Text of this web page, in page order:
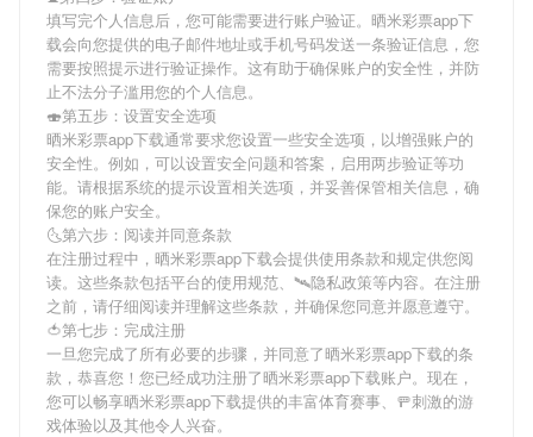
填写完个人信息后，您可能需要进行账户验证。晒米彩票app下
载会向您提供的电子邮件地址或手机号码发送一条验证信息，您
需要按照提示进行验证操作。这有助于确保账户的安全性，并防
止不法分子滥用您的个人信息。
🍣第五步：设置安全选项
晒米彩票app下载通常要求您设置一些安全选项，以增强账户的
安全性。例如，可以设置安全问题和答案，启用两步验证等功
能。请根据系统的提示设置相关选项，并妥善保管相关信息，确
保您的账户安全。
🌜第六步：阅读并同意条款
在注册过程中，晒米彩票app下载会提供使用条款和规定供您阅
读。这些条款包括平台的使用规范、🛰隐私政策等内容。在注册
之前，请仔细阅读并理解这些条款，并确保您同意并愿意遵守。
🍅第七步：完成注册
一旦您完成了所有必要的步骤，并同意了晒米彩票app下载的条
款，恭喜您！您已经成功注册了晒米彩票app下载账户。现在，
您可以畅享晒米彩票app下载提供的丰富体育赛事、🚥刺激的游
戏体验以及其他令人兴奋。